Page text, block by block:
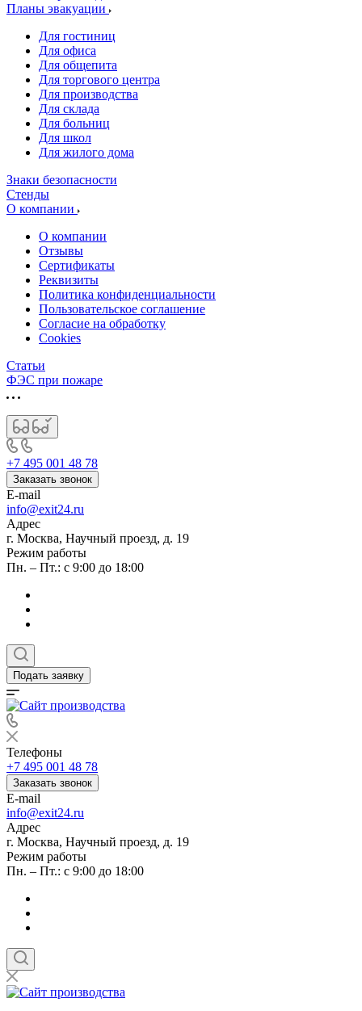
Планы эвакуации
Для гостиниц
Для офиса
Для общепита
Для торгового центра
Для производства
Для склада
Для больниц
Для школ
Для жилого дома
Знаки безопасности
Стенды
О компании
О компании
Отзывы
Сертификаты
Реквизиты
Политика конфиденциальности
Пользовательское соглашение
Согласие на обработку
Cookies
Статьи
ФЭС при пожаре
+7 495 001 48 78
Заказать звонок
E-mail
info@exit24.ru
Адрес
г. Москва, Научный проезд, д. 19
Режим работы
Пн. – Пт.: с 9:00 до 18:00
Подать заявку
Телефоны
+7 495 001 48 78
Заказать звонок
E-mail
info@exit24.ru
Адрес
г. Москва, Научный проезд, д. 19
Режим работы
Пн. – Пт.: с 9:00 до 18:00